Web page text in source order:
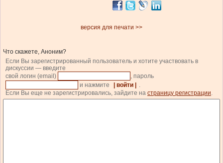
версия для печати >>
Что скажете, Аноним?
Если Вы зарегистрированный пользователь и хотите участвовать в
дискуссии — введите
свой логин (email)
, пароль
и нажмите
| войти |
.
Если Вы еще не зарегистрировались, зайдите на страницу регистрации.